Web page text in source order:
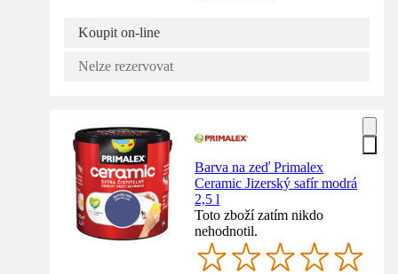
Koupit on-line
Nelze rezervovat
Barva na zeď Primalex
Ceramic Jizerský safír modrá
2,5 l
Toto zboží zatím nikdo
nehodnotil.